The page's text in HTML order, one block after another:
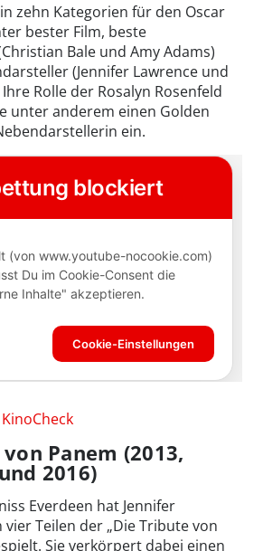
zehn Kategorien für den Oscar
bester Film, beste
Bale und Amy Adams)
(Jennifer Lawrence und
Rolle der Rosalyn Rosenfeld
unter anderem einen Golden
ein.
KinoCheck
Panem (2013,
2016)
Everdeen hat Jennifer
vier Teilen der „Die Tribute von
Sie verkörpert dabei einen